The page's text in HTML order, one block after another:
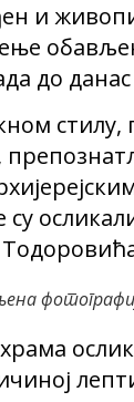
и
до
стилу,
су